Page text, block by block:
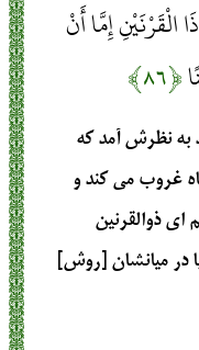
الْقَرْنَيْنِ إِمَّا أَنْ
﴿۸۶﴾
به نظرش آمد كه
غروب مى ‏كند و
اى ذوالقرنين
در ميانشان [روش]